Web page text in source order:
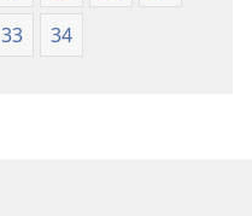
33 34